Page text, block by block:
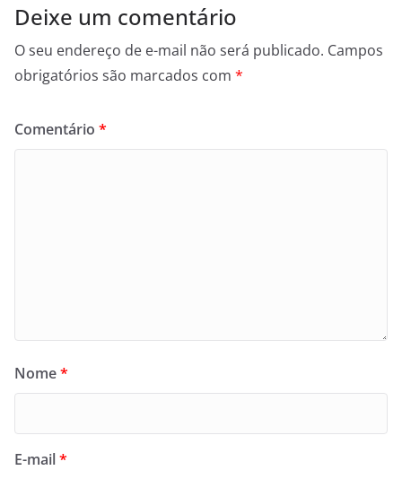
Deixe um comentário
O seu endereço de e-mail não será publicado. Campos
obrigatórios são marcados com *
Comentário *
Nome*
E-mail*